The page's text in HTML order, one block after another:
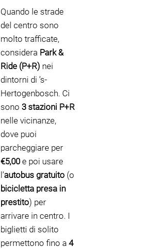
Quando le strade
del centro sono
molto trafficate,
considera Park &
Ride (P+R) nei
dintorni di ’s-
Hertogenbosch. Ci
sono 3 stazioni P+R
nelle vicinanze,
dove puoi
parcheggiare per
€5,00e poi usare
l’autobus gratuito (o
bicicletta presa in
prestito) per
arrivare in centro. I
biglietti di solito
permettono fino a 4